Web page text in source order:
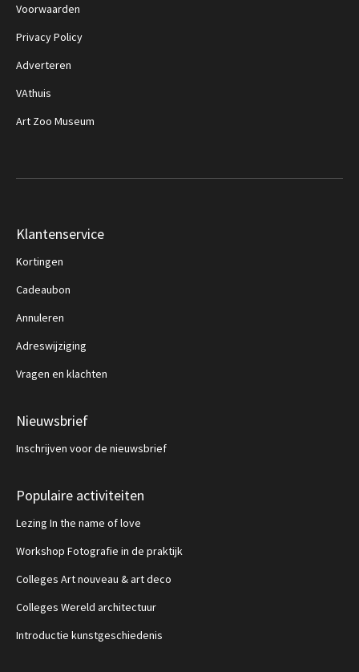
Voorwaarden
Privacy Policy
Adverteren
VAthuis
Art Zoo Museum
Klantenservice
Kortingen
Cadeaubon
Annuleren
Adreswijziging
Vragen en klachten
Nieuwsbrief
Inschrijven voor de nieuwsbrief
Populaire activiteiten
Lezing In the name of love
Workshop Fotografie in de praktijk
Colleges Art nouveau & art deco
Colleges Wereld architectuur
Introductie kunstgeschiedenis